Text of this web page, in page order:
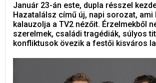
Január 23-án este, dupla résszel
Hazatalálsz című új, napi sorozat, ami
kalauzolja a TV2 nézőit. Érzelmekből
szerelmek, családi tragédiák, súlyos
konfliktusok övezik a festői kisváros